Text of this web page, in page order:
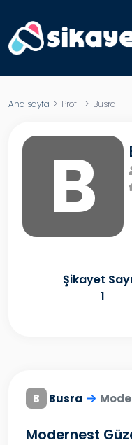
Ana sayfa > Profil > Busra
B
Şikayet
1
B Busra
Modernest